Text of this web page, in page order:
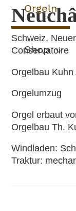
Orgeln
Shop
Schweiz,
Conservatoire
Orgelbau Kuhn
Orgelumzug
Orgel erbaut
Orgelbau Th.
Windladen
Traktur